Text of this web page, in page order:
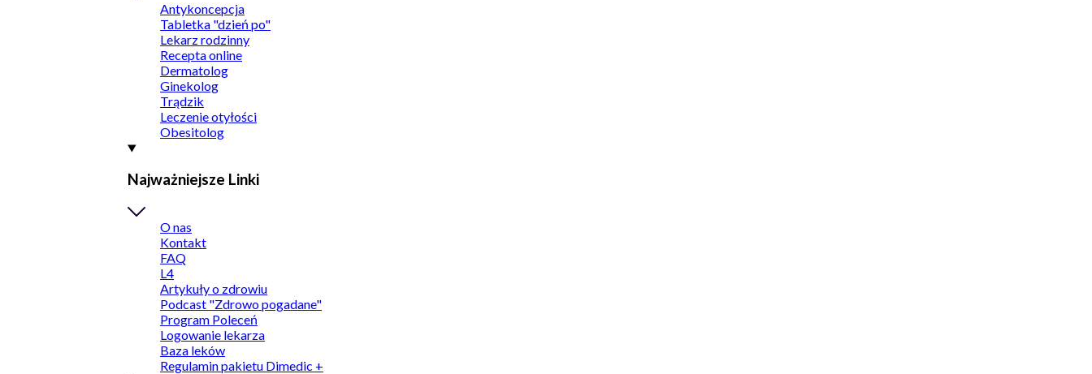
Antykoncepcja
Tabletka "dzień po"
Lekarz rodzinny
Recepta online
Dermatolog
Ginekolog
Trądzik
Leczenie otyłości
Obesitolog
Najważniejsze Linki
O nas
Kontakt
FAQ
L4
Artykuły o zdrowiu
Podcast "Zdrowo pogadane"
Program Poleceń
Logowanie lekarza
Baza leków
Regulamin pakietu Dimedic +